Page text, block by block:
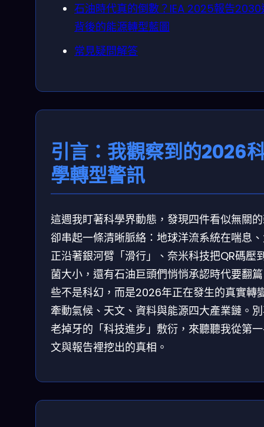
石油時代真的倒數？IEA 2025報告2030
背後的能源轉型藍圖
常見疑問解答
引言：我觀察到的2026
學轉型警訊
這週我盯著科學界動態，發現四件看似無關
卻串起一條清晰脈絡：地球洋流系統在喘息
正沿著銀河臂「滑行」、奈米科技把QR碼壓
菌大小，還有石油巨頭們悄悄承認時代要翻
些不是科幻，而是2026年正在發生的真實轉
牽動氣候、天文、資料與能源四大產業鏈。
老掉牙的「科技進步」敷衍，來聽聽我從第
文與報告裡挖出的真相。